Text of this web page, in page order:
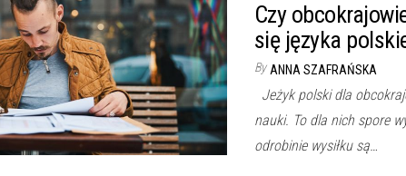
Czy
się języka
By ANNA SZAFRAŃSKA
Jeżyk polski dla
nauki. To dla nich spore
odrobinie wysiłku są…